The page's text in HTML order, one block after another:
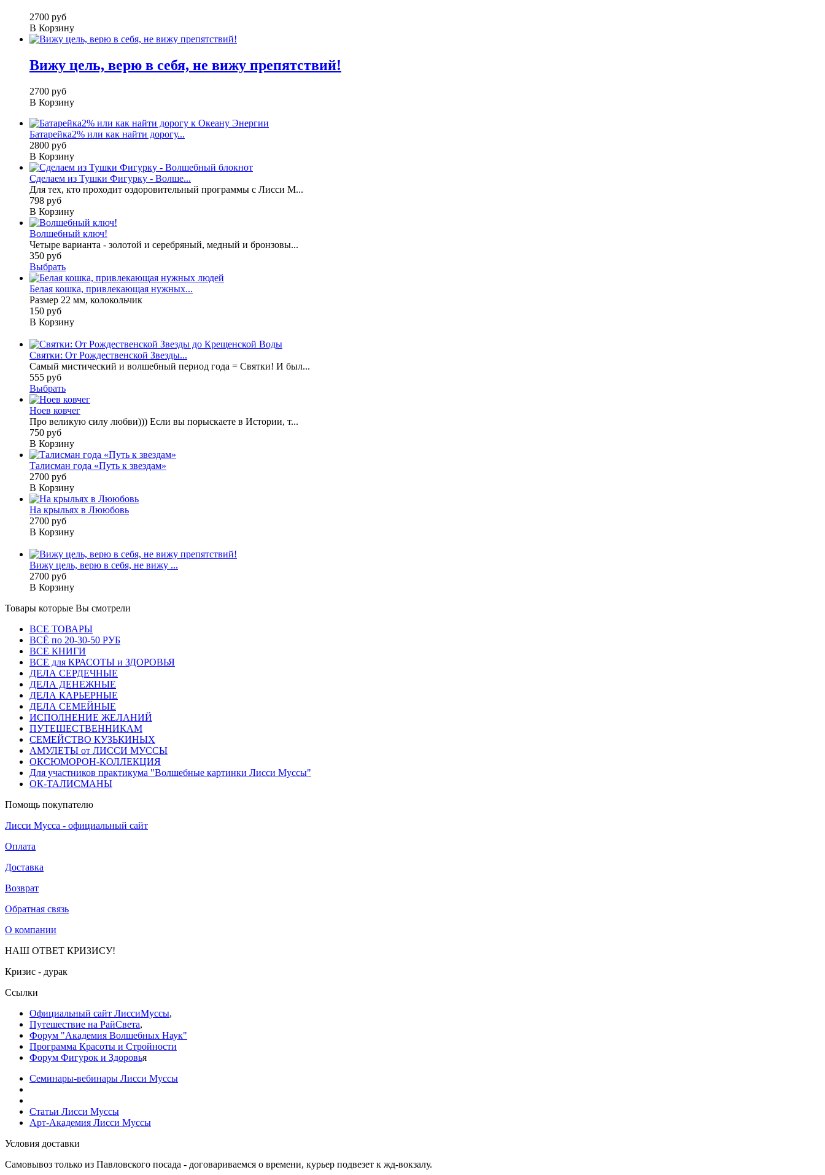
2700 руб
В Корзину
Вижу цель, верю в себя, не вижу препятствий!
2700 руб
В Корзину
Батарейка2% или как найти дорогу...
2800 руб
В Корзину
Сделаем из Тушки Фигурку - Волше...
Для тех, кто проходит оздоровительный программы с Лисси М...
798 руб
В Корзину
Волшебный ключ!
Четыре варианта - золотой и серебряный, медный и бронзовы...
350 руб
Выбрать
Белая кошка, привлекающая нужных...
Размер 22 мм, колокольчик
150 руб
В Корзину
Святки: От Рождественской Звезды...
Самый мистический и волшебный период года = Святки! И был...
555 руб
Выбрать
Ноев ковчег
Про великую силу любви))) Если вы порыскаете в Истории, т...
750 руб
В Корзину
Талисман года «Путь к звездам»
2700 руб
В Корзину
На крыльях в Лююбовь
2700 руб
В Корзину
Вижу цель, верю в себя, не вижу ...
2700 руб
В Корзину
Товары которые Вы смотрели
ВСЕ ТОВАРЫ
ВСЁ по 20-30-50 РУБ
ВСЕ КНИГИ
ВСЕ для КРАСОТЫ и ЗДОРОВЬЯ
ДЕЛА СЕРДЕЧНЫЕ
ДЕЛА ДЕНЕЖНЫЕ
ДЕЛА КАРЬЕРНЫЕ
ДЕЛА СЕМЕЙНЫЕ
ИСПОЛНЕНИЕ ЖЕЛАНИЙ
ПУТЕШЕСТВЕННИКАМ
СЕМЕЙСТВО КУЗЬКИНЫХ
АМУЛЕТЫ от ЛИССИ МУССЫ
ОКСЮМОРОН-КОЛЛЕКЦИЯ
Для участников практикума "Волшебные картинки Лисси Муссы"
ОК-ТАЛИСМАНЫ
Помощь покупателю
Лисси Мусса - официальный сайт
Оплата
Доставка
Возврат
Обратная связь
О компании
НАШ ОТВЕТ КРИЗИСУ!
Кризис - дурак
Ссылки
Официальный сайт ЛиссиМуссы,
Путешествие на РайСвета,
Форум "Академия Волшебных Наук"
Программа Красоты и Стройности
Форум Фигурок и Здоровья
Семинары-вебинары Лисси Муссы
Статьи Лисси Муссы
Арт-Академия Лисси Муссы
Условия доставки
Самовывоз только из Павловского посада - договариваемся о времени, курьер подвезет к жд-вокзалу.